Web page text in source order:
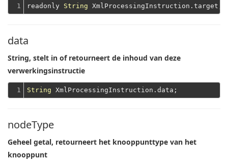
1 readonly String
data
String, stelt in of retourneert de inhoud van deze
verwerkingsinstructie
1 String
nodeType
Geheel getal, retourneert het knooppunttype van het
knooppunt